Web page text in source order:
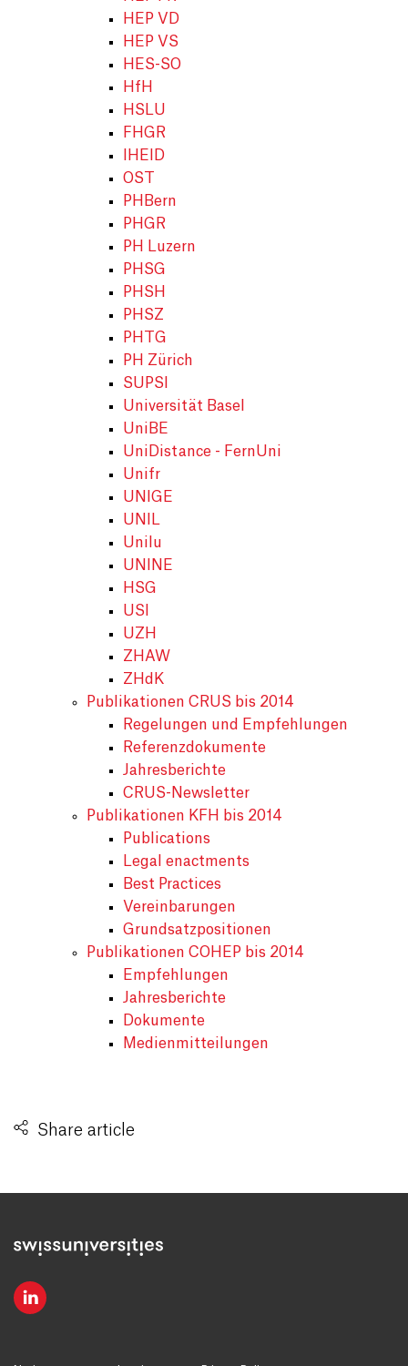
HEP VD
HEP VS
HES-SO
HfH
HSLU
FHGR
IHEID
OST
PHBern
PHGR
PH Luzern
PHSG
PHSH
PHSZ
PHTG
PH Zürich
SUPSI
Universität Basel
UniBE
UniDistance - FernUni
Unifr
UNIGE
UNIL
Unilu
UNINE
HSG
USI
UZH
ZHAW
ZHdK
Publikationen CRUS bis 2014
Regelungen und Empfehlungen
Referenzdokumente
Jahresberichte
CRUS-Newsletter
Publikationen KFH bis 2014
Publications
Legal enactments
Best Practices
Vereinbarungen
Grundsatzpositionen
Publikationen COHEP bis 2014
Empfehlungen
Jahresberichte
Dokumente
Medienmitteilungen
Share article